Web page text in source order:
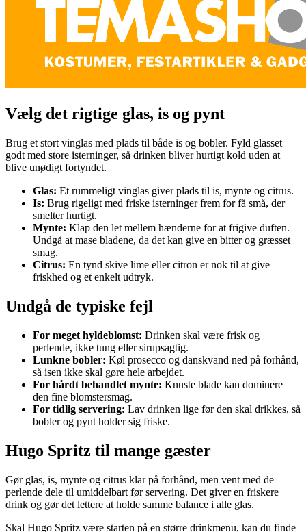
Vælg det rigtige glas, is og pynt
Brug et stort vinglas med plads til både is og bobler. Fyld glasset
godt med store isterninger, så drinken bliver hurtigt kold uden at
blive unødigt fortyndet.
Glas: Et rummeligt vinglas giver plads til is, mynte og citrus.
Is: Brug rigeligt med friske isterninger frem for få små, der
smelter hurtigt.
Mynte: Klap den let mellem hænderne for at frigive duften.
Undgå at mase bladene, da det kan give en bitter og græsset
smag.
Citrus: En tynd skive lime eller citron er nok til at give
friskhed og et enkelt udtryk.
Undgå de typiske fejl
For meget hyldeblomst: Drinken skal være frisk og
perlende, ikke tung eller sirupsagtig.
Lunkne bobler: Køl prosecco og danskvand ned på forhånd,
så isen ikke skal gøre hele arbejdet.
For hårdt behandlet mynte: Knuste blade kan dominere
den fine blomstersmag.
For tidlig servering: Lav drinken lige før den skal drikkes, så
bobler og pynt holder sig friske.
Hugo Spritz til mange gæster
Gør glas, is, mynte og citrus klar på forhånd, men vent med de
perlende dele til umiddelbart før servering. Det giver en friskere
drink og gør det lettere at holde samme balance i alle glas.
Skal Hugo Spritz være starten på en større drinkmenu, kan du finde